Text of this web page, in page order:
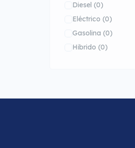
Diesel (0)
Eléctrico (0)
Gasolina (0)
Hibrido (0)